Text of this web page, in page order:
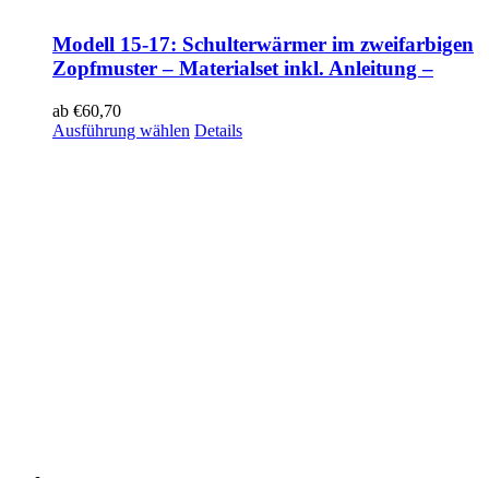
Modell 15-17: Schulterwärmer im zweifarbigen
Zopfmuster – Materialset inkl. Anleitung –
ab €60,70
Ausführung wählen Details